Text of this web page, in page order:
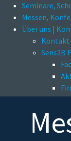
Seminare,
Messen,
Über uns |
Kontakt
Sens2B